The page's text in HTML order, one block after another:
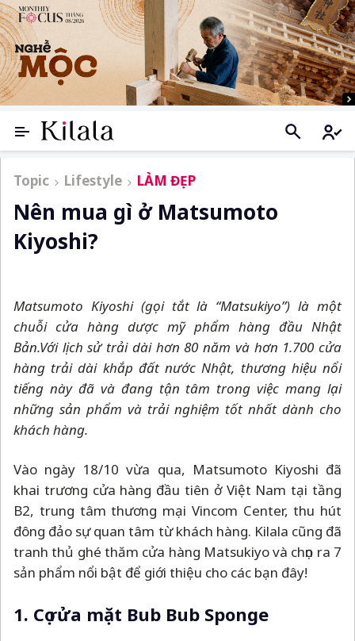
Topic Lifestyle LÀM ĐẸP
Nên mua gì ở Matsumoto
Kiyoshi?
Matsumoto Kiyoshi (gọi tắt là “Matsukiyo”) là một
chuỗi cửa hàng dược mỹ phẩm hàng đầu Nhật
Bản.Với lịch sử trải dài hơn 80 năm và hơn 1.700 cửa
hàng trải dài khắp đất nước Nhật, thương hiệu nổi
tiếng này đã và đang tận tâm trong việc mang lại
những sản phẩm và trải nghiệm tốt nhất dành cho
khách hàng.
Vào ngày 18/10 vừa qua, Matsumoto Kiyoshi đã
khai trương cửa hàng đầu tiên ở Việt Nam tại tầng
B2, trung tâm thương mại Vincom Center, thu hút
đông đảo sự quan tâm từ khách hàng. Kilala cũng đã
tranh thủ ghé thăm cửa hàng Matsukiyo và chọn ra 7
sản phẩm nổi bật để giới thiệu cho các bạn đây!
1. Cọ rửa mặt Bub Bub Sponge